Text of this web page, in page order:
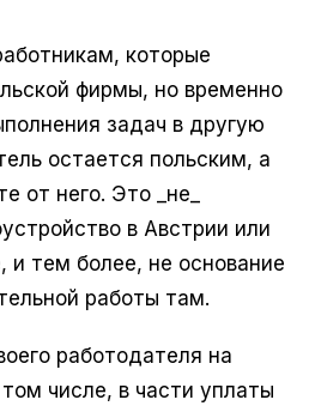
которые
фирмы, но временно
задач в другую
остается польским, а
от него. Это _не_
в Австрии или
и тем более, не основание
работы там.
работодателя на
числе, в части уплаты